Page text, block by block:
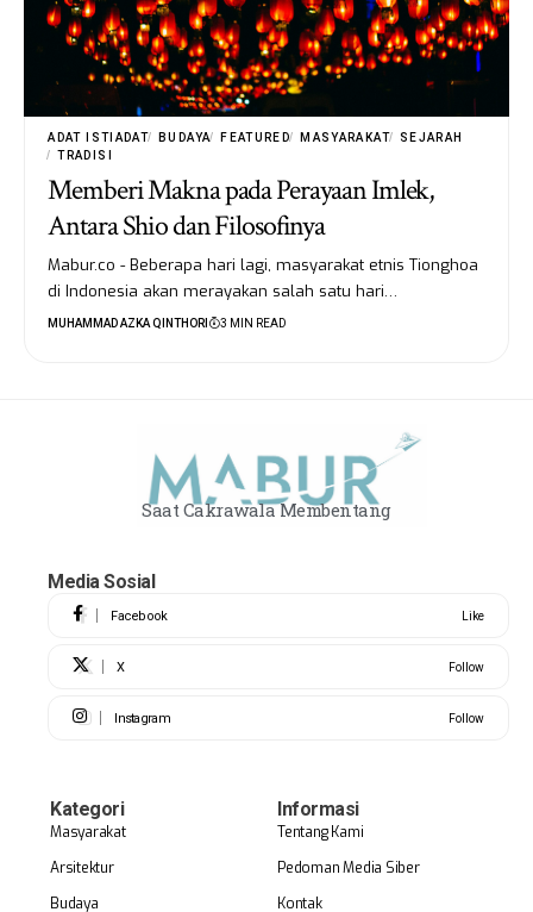
ADAT ISTIADAT BUDAYA FEATURED MASYARAKAT
SEJARAH
TRADISI
Memberi Makna pada Perayaan Imlek,
Antara Shio dan Filosofinya
Mabur.co - Beberapa hari lagi, masyarakat etnis Tionghoa
di Indonesia akan merayakan salah satu hari…
MUHAMMAD AZKA QINTHORI 3 MIN READ
Saat Cakrawala Membentang
Media Sosial
Facebook Like
X Follow
Instagram Follow
Kategori
Masyarakat
Arsitektur
Budaya
Informasi
Tentang Kami
Pedoman Media Siber
Kontak